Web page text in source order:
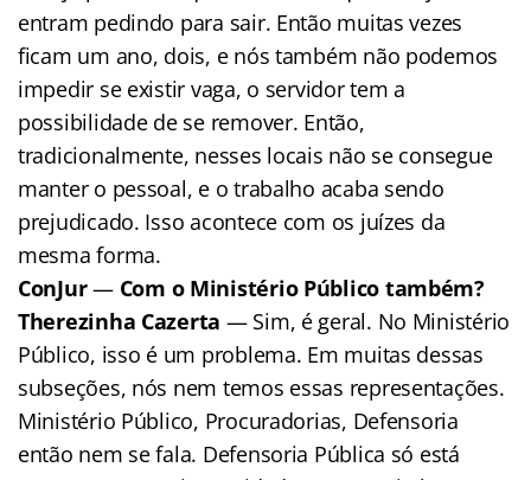
entram pedindo para sair. Então muitas vezes
ficam um ano, dois, e nós também não podemos
impedir se existir vaga, o servidor tem a
possibilidade de se remover. Então,
tradicionalmente, nesses locais não se consegue
manter o pessoal, e o trabalho acaba sendo
prejudicado. Isso acontece com os juízes da
mesma forma.
ConJur—Com o Ministério Público também?
Therezinha Cazerta — Sim, é geral. No Ministério
Público, isso é um problema. Em muitas dessas
subseções, nós nem temos essas representações.
Ministério Público, Procuradorias, Defensoria
então nem se fala. Defensoria Pública só está